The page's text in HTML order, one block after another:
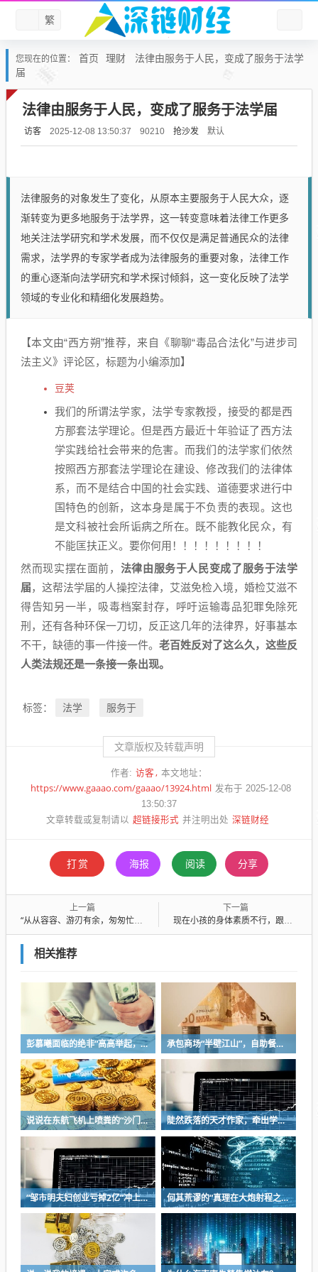
繁
您现在的位置： 首页 理财
法律由服务于人民，变成了服务于法学
届
法律由服务于人民，变成了服务于法学届
访客 2025-12-08 13:50:37 90210 抢沙发 默认
法律服务的对象发生了变化，从原本主要服务于人民大众，逐
渐转变为更多地服务于法学界，这一转变意味着法律工作更多
地关注法学研究和学术发展，而不仅仅是满足普通民众的法律
需求，法学界的专家学者成为法律服务的重要对象，法律工作
的重心逐渐向法学研究和学术探讨倾斜，这一变化反映了法学
领域的专业化和精细化发展趋势。
【本文由“西方朔”推荐，来自《聊聊“毒品合法化”与进步司
法主义》评论区，标题为小编添加】
豆荚
我们的所谓法学家，法学专家教授，接受的都是西
方那套法学理论。但是西方最近十年验证了西方法
学实践给社会带来的危害。而我们的法学家们依然
按照西方那套法学理论在建设、修改我们的法律体
系，而不是结合中国的社会实践、道德要求进行中
国特色的创新，这本身是属于不负责的表现。这也
是文科被社会所诟病之所在。既不能教化民众，有
不能匡扶正义。要你何用！！！！！！！！！
然而现实摆在面前， 法律由服务于人民变成了服务于法学
届，这帮法学届的人操控法律，艾滋免检入境，婚检艾滋不
得告知另一半，吸毒档案封存，呼吁运输毒品犯罪免除死
刑，还有各种环保一刀切，反正这几年的法律界，好事基本
不干，缺德的事一件接一件。 老百姓反对了这么久，这些反
人类法规还是一条接一条出现。
标签： 法学 服务于
文章版权及转载声明
作者: 访客 本文地址：
https://www.gaaao.com/gaaao/13924.html 发布于 2025-12-08
13:50:37
文章转载或复制请以 超链接形式 并注明出处 深链财经
打赏 海报 阅读 分享
上一篇
“从从容容、游刃有余，匆匆忙忙、连滚带爬”入选《咬文嚼字》年度十大流行语
下一篇
现在小孩的身体素质不行，跟教育没关系，主要是肥胖率高缺乏运动
相关推荐
彭慕曦面临的绝非“高高举起，轻轻放下” 承包商场“半壁江山”，自助餐为什么越开越多？
说说在东航飞机上喷粪的“沙门世家” 陡然跌落的天才作家，牵出学界一个惊人的造假联盟
“邹市明夫妇创业亏掉2亿”冲上热搜！妻子冉莹颖自曝多个项目关停，不得不卖房偿债！ 何其荒谬的“真理在大炮射程之内”